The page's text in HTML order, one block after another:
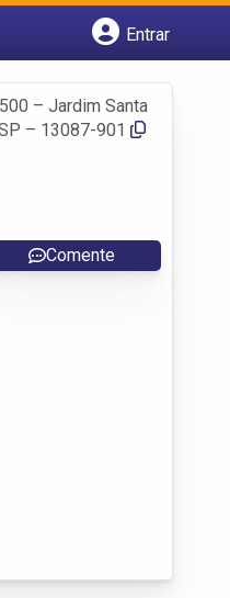
Entrar
– Jardim Santa
– 13087-901
Comente